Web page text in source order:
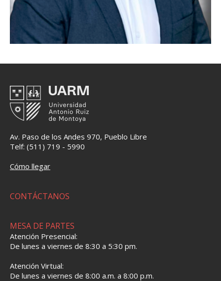
Av. Paso de los Andes 970, Pueblo Libre
Telf: (511) 719 - 5990
Cómo llegar
CONTÁCTANOS
MESA DE PARTES
Atención Presencial:
De lunes a viernes de 8:30 a 5:30 pm.
Atención Virtual:
De lunes a viernes de 8:00 a.m. a 8:00 p.m.